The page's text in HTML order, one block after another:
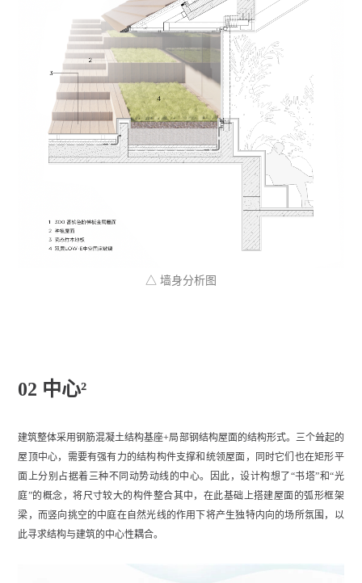
△ 墙身分析图
02 中心²
建筑整体采用钢筋混凝土结构基座+局部钢结构屋面的结构形式。三个耸起的
屋顶中心，需要有强有力的结构构件支撑和统领屋面，同时它们也在矩形平
面上分别占据着三种不同动势动线的中心。因此，设计构想了“书塔”和“光
庭”的概念，将尺寸较大的构件整合其中，在此基础上搭建屋面的弧形框架
梁，而竖向挑空的中庭在自然光线的作用下将产生独特内向的场所氛围，以
此寻求结构与建筑的中心性耦合。